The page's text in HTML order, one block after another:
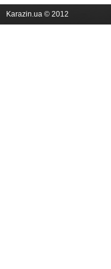
Karazin.ua © 2012